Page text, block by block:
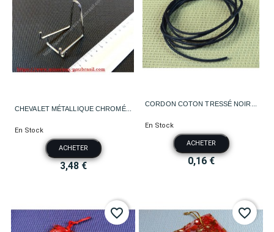
CHEVALET MÉTALLIQUE CHROMÉ...
En Stock
ACHETER
3,48 €
CORDON COTON TRESSÉ NOIR...
En Stock
ACHETER
0,16 €
favorite_border favorite_border